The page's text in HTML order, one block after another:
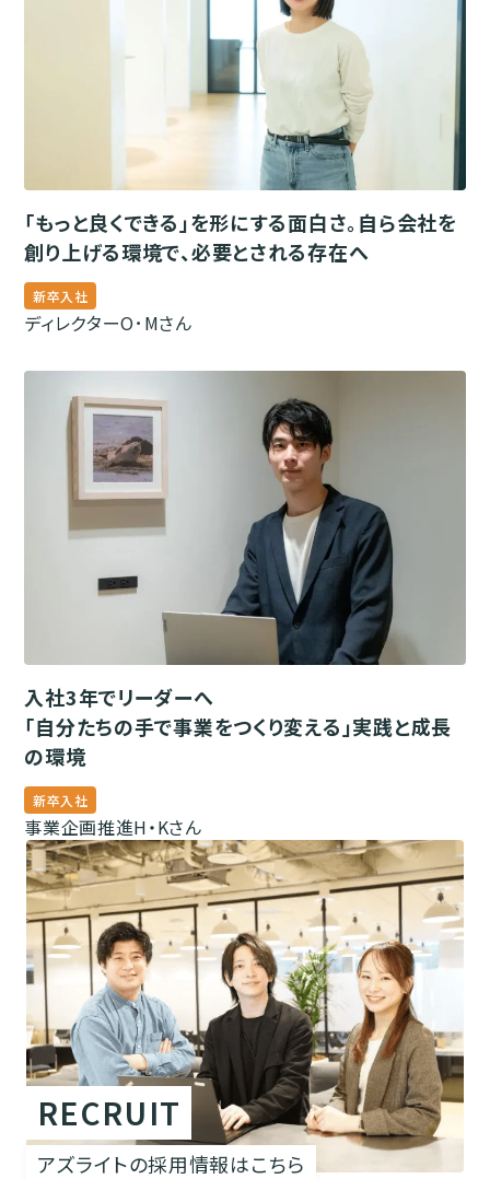
「もっと良くできる」を形にする面白さ。自ら会社を
創り上げる環境で、必要とされる存在へ
新卒入社
ディレクターO･Mさん
入社3年でリーダーへ
「自分たちの手で事業をつくり変える」実践と成長
の環境
新卒入社
事業企画推進H・Kさん
RECRUIT
アズライトの採用情報はこちら